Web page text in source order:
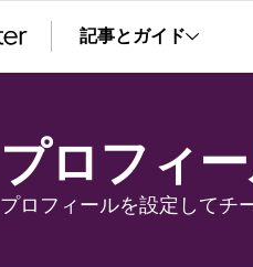
記事とガイド
プロフィ
プロフィールを設定してチ